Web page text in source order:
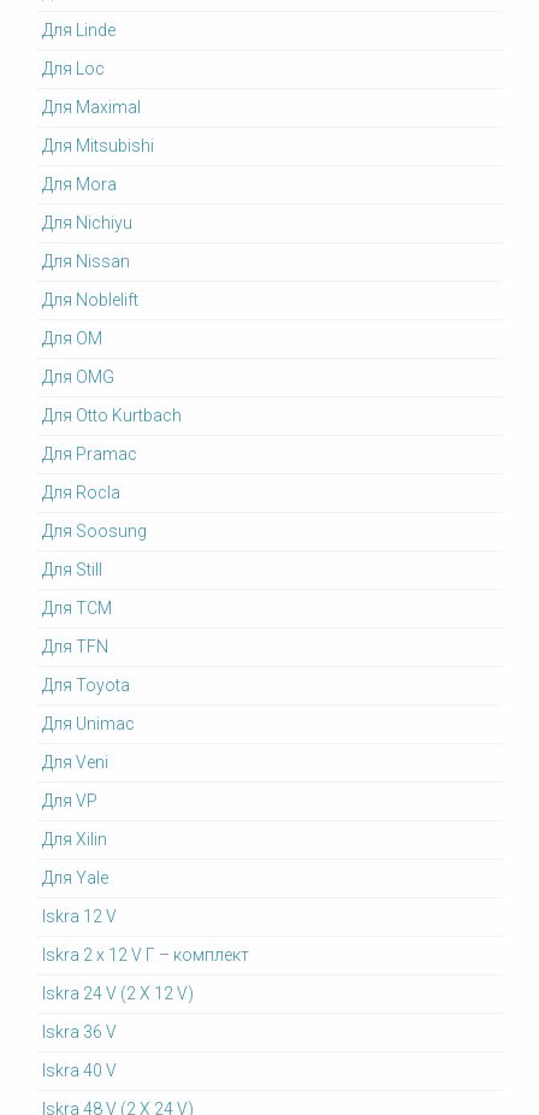
Для Linde
Для Loc
Для Maximal
Для Mitsubishi
Для Mora
Для Nichiyu
Для Nissan
Для Noblelift
Для OM
Для OMG
Для Otto Kurtbach
Для Pramac
Для Rocla
Для Soosung
Для Still
Для TCM
Для TFN
Для Toyota
Для Unimac
Для Veni
Для VP
Для Xilin
Для Yale
Iskra 12 V
Iskra 2 x 12 V Г – комплект
Iskra 24 V (2 X 12 V)
Iskra 36 V
Iskra 40 V
Iskra 48 V (2 X 24 V)